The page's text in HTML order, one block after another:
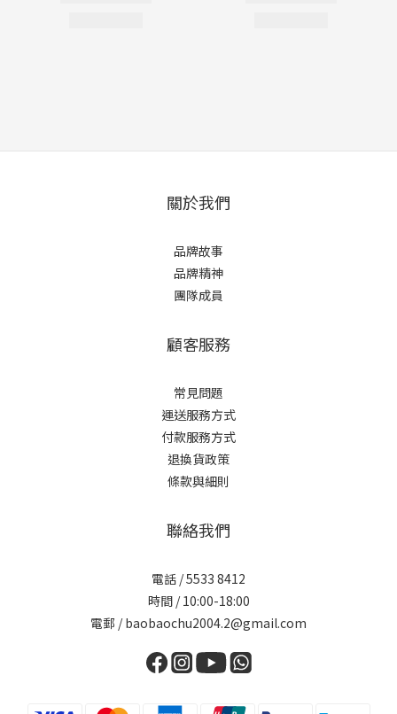
關於我們
品牌故事
品牌精神
團隊成員
顧客服務
常見問題
運送服務方式
付款服務方式
退換貨政策
條款與細則
聯絡我們
電話 / 5533 8412
時間 / 10:00-18:00
電郵 / baobaochu2004.2@gmail.com